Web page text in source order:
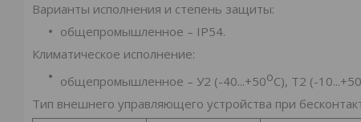
Варианты исполнения и степень защиты:
общепромышленное – IP54.
Климатическое исполнение:
общепромышленное – У2 (-40...+50oС), Т2 (-10...+50
Тип внешнего управляющего устройства при